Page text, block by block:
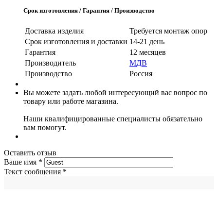
Срок изготовления / Гарантия / Производство
Доставка изделия
Требуется монтаж опор
Срок изготовления и доставки 14-21 день
Гарантия
12 месяцев
Производитель
МДВ
Производство
Россия
Вы можете задать любой интересующий вас вопрос по
товару или работе магазина.
Наши квалифицированные специалисты обязательно
вам помогут.
Оставить отзыв
Ваше имя *
Текст сообщения *